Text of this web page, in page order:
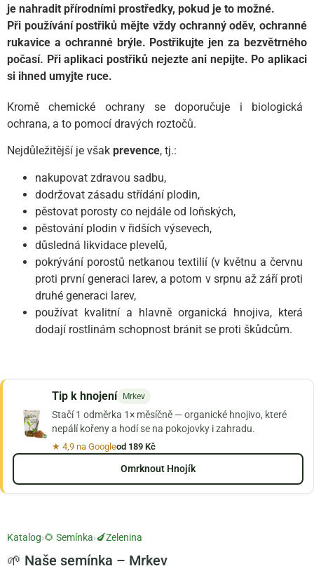
je nahradit přírodními prostředky, pokud je to možné.
Při používání postřiků mějte vždy ochranný oděv, ochranné
rukavice a ochranné brýle. Postřikujte jen za bezvětrného
počasí. Při aplikaci postřiků nejezte ani nepijte. Po aplikaci
si ihned umyjte ruce.
Kromě chemické ochrany se doporučuje i biologická
ochrana, a to pomocí dravých roztočů.
Nejdůležitější je však prevence, tj.:
nakupovat zdravou sadbu,
dodržovat zásadu střídání plodin,
pěstovat porosty co nejdále od loňských,
pěstování plodin v řidších výsevech,
důsledná likvidace plevelů,
pokrývání porostů netkanou textilií (v květnu a červnu
proti první generaci larev, a potom v srpnu až září proti
druhé generaci larev,
používat kvalitní a hlavně organická hnojiva, která
dodají rostlinám schopnost bránit se proti škůdcům.
Tip k hnojení Mrkev
Stačí 1 odměrka 1× měsíčně — organické hnojivo, které
nepálí kořeny a hodí se na pokojovky i zahradu.
★ 4,9 na Googleod 189 Kč
Omrknout Hnojík
Katalog›🌻 Semínka›🍆Zelenina
🌱 Naše semínka – Mrkev